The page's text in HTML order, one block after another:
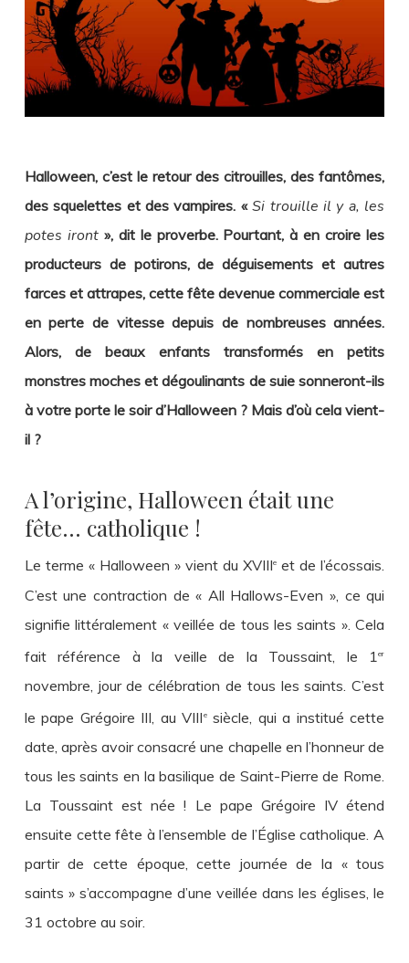
Halloween, c’est le retour des citrouilles, des fantômes,
des squelettes et des vampires. «Si trouille il y a, les
potes iront», dit le proverbe. Pourtant, à en croire les
producteurs de potirons, de déguisements et autres
farces et attrapes, cette fête devenue commerciale est
en perte de vitesse depuis de nombreuses années.
Alors, de beaux enfants transformés en petits
monstres moches et dégoulinants de suie sonneront-ils
à votre porte le soir d’Halloween ? Mais d’où cela vient-
il ?
A l’origine, Halloween était une
fête… catholique !
Le terme « Halloween » vient du XVIIIe et de l’écossais.
C’est une contraction de « All Hallows-Even », ce qui
signifie littéralement « veillée de tous les saints ». Cela
fait référence à la veille de la Toussaint, le 1er
novembre, jour de célébration de tous les saints. C’est
le pape Grégoire III, au VIII esiècle, qui a institué cette
date, après avoir consacré une chapelle en l’honneur de
tous les saints en la basilique de Saint-Pierre de Rome.
La Toussaint est née ! Le pape Grégoire IV étend
ensuite cette fête à l’ensemble de l’Église catholique. A
partir de cette époque, cette journée de la « tous
saints » s’accompagne d’une veillée dans les églises, le
31 octobre au soir.